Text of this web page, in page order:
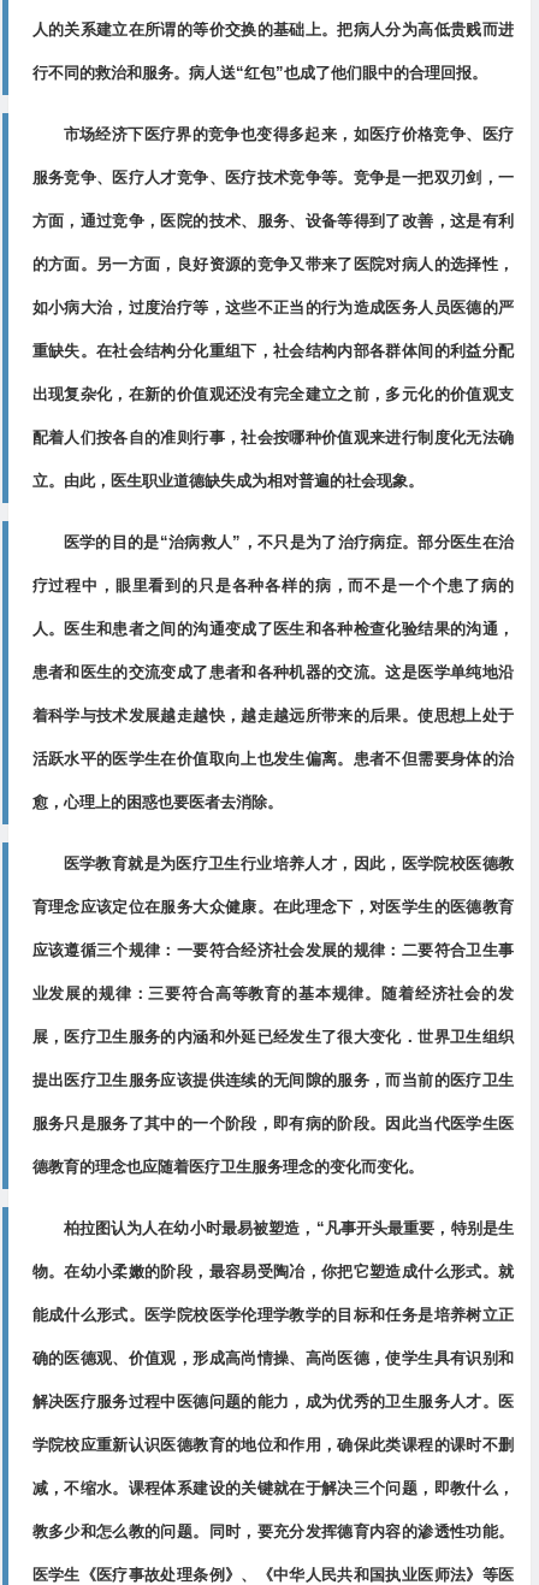
人的关系建立在所谓的等价交换的基础上。把病人分为高低贵贱而进
行不同的救治和服务。病人送“红包”也成了他们眼中的合理回报。
市场经济下医疗界的竞争也变得多起来，如医疗价格竞争、医疗
服务竞争、医疗人才竞争、医疗技术竞争等。竞争是一把双刃剑，一
方面，通过竞争，医院的技术、服务、设备等得到了改善，这是有利
的方面。另一方面，良好资源的竞争又带来了医院对病人的选择性，
如小病大治，过度治疗等，这些不正当的行为造成医务人员医德的严
重缺失。在社会结构分化重组下，社会结构内部各群体间的利益分配
出现复杂化，在新的价值观还没有完全建立之前，多元化的价值观支
配着人们按各自的准则行事，社会按哪种价值观来进行制度化无法确
立。由此，医生职业道德缺失成为相对普遍的社会现象。
医学的目的是“治病救人”，不只是为了治疗病症。部分医生在治
疗过程中，眼里看到的只是各种各样的病，而不是一个个患了病的
人。医生和患者之间的沟通变成了医生和各种检查化验结果的沟通，
患者和医生的交流变成了患者和各种机器的交流。这是医学单纯地沿
着科学与技术发展越走越快，越走越远所带来的后果。使思想上处于
活跃水平的医学生在价值取向上也发生偏离。患者不但需要身体的治
愈，心理上的困惑也要医者去消除。
医学教育就是为医疗卫生行业培养人才，因此，医学院校医德教
育理念应该定位在服务大众健康。在此理念下，对医学生的医德教育
应该遵循三个规律：一要符合经济社会发展的规律：二要符合卫生事
业发展的规律：三要符合高等教育的基本规律。随着经济社会的发
展，医疗卫生服务的内涵和外延已经发生了很大变化．世界卫生组织
提出医疗卫生服务应该提供连续的无间隙的服务，而当前的医疗卫生
服务只是服务了其中的一个阶段，即有病的阶段。因此当代医学生医
德教育的理念也应随着医疗卫生服务理念的变化而变化。
柏拉图认为人在幼小时最易被塑造，“凡事开头最重要，特别是生
物。在幼小柔嫩的阶段，最容易受陶冶，你把它塑造成什么形式。就
能成什么形式。医学院校医学伦理学教学的目标和任务是培养树立正
确的医德观、价值观，形成高尚情操、高尚医德，使学生具有识别和
解决医疗服务过程中医德问题的能力，成为优秀的卫生服务人才。医
学院校应重新认识医德教育的地位和作用，确保此类课程的课时不删
减，不缩水。课程体系建设的关键就在于解决三个问题，即教什么，
教多少和怎么教的问题。同时，要充分发挥德育内容的渗透性功能。
医学生《医疗事故处理条例》、《中华人民共和国执业医师法》等医